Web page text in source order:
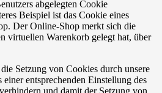
abgelegten Cookie
Beispiel ist das Cookie eines
Der Online-Shop merkt sich die
virtuellen Warenkorb gelegt hat, über
Setzung von Cookies durch unsere
entsprechenden Einstellung des